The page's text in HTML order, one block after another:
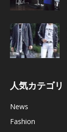
人気カテゴリ
News
Fashion